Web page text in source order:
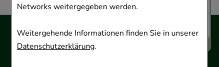
Networks weitergegeben werden.
Weitergehende Informationen finden Sie in unserer
Datenschutzerklärung.